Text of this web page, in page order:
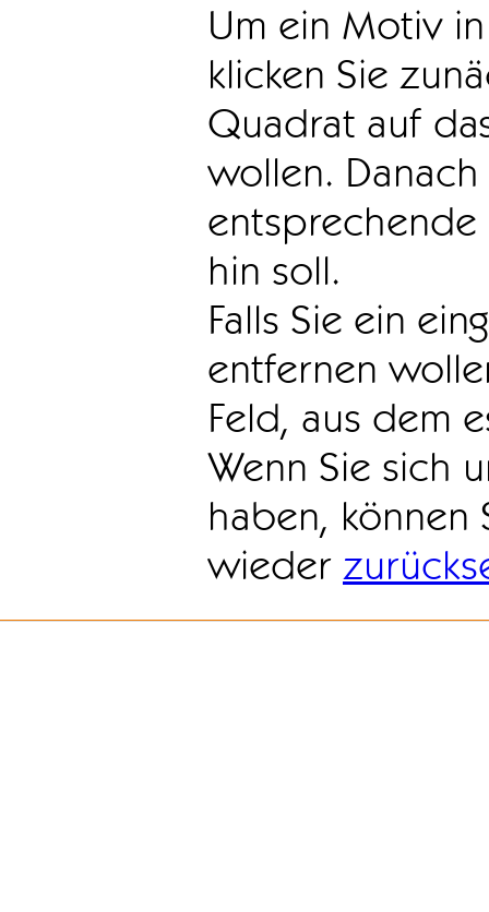
Um ein Motiv
klicken Sie
Quadrat auf
wollen.
hin soll.
Falls Sie ein
entfernen
Feld, aus dem
Wenn Sie sich
haben, können
wieder